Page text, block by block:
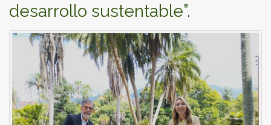
desarrollo sustentable”.